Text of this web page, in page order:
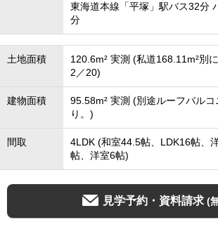
東海道本線「平塚」駅バス32分
分
土地面積
120.6m² 実測 (私道168.11m²別
2／20)
建物面積
95.58m² 実測 (別途ルーフバル
り。)
間取
4LDK (和室44.5帖、LDK16帖、
帖、洋室6帖)
見学予約・資料請求 (